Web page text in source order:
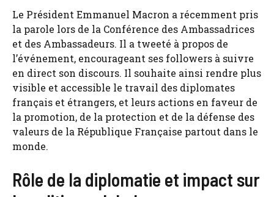
Le Président Emmanuel Macron a récemment pris
la parole lors de la Conférence des Ambassadrices
et des Ambassadeurs. Il a tweeté à propos de
l’événement, encourageant ses followers à suivre
en direct son discours. Il souhaite ainsi rendre plus
visible et accessible le travail des diplomates
français et étrangers, et leurs actions en faveur de
la promotion, de la protection et de la défense des
valeurs de la République Française partout dans le
monde.
Rôle de la diplomatie et impact sur